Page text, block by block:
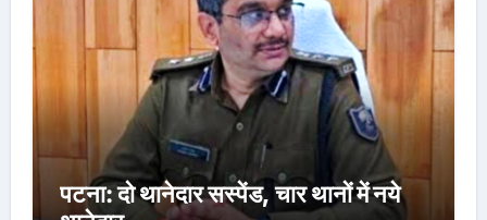
पटना: दो थानेदार सस्पेंड, चार थानों में नये